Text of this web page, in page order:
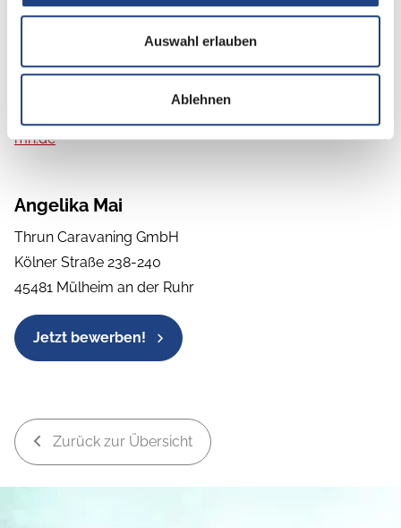
Auswahl erlauben
Ablehnen
suchen und Spaß an der Freizeitbranche haben, dann
senden Sie uns Ihre aussagekräftigen und vollständigen
Bewerbungsunterlagen unter Angabe des
mh.de
Angelika Mai
Thrun Caravaning GmbH
Kölner Straße 238-240
45481 Mülheim an der Ruhr
Jetzt bewerben!
Zurück zur Übersicht